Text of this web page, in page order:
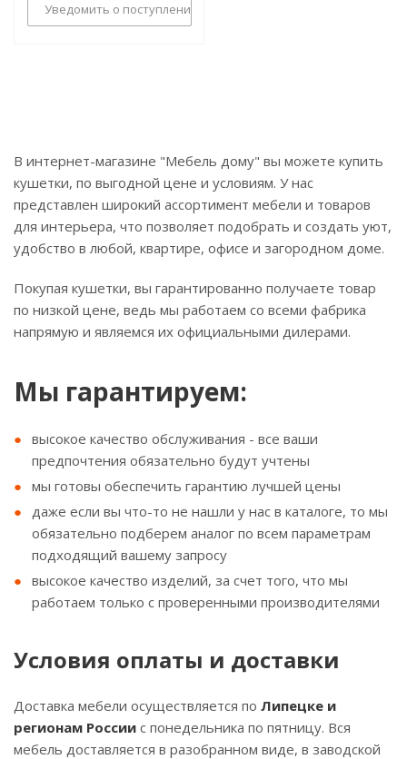
Уведомить о поступлении
В интернет-магазине "Мебель дому" вы можете купить
кушетки, по выгодной цене и условиям. У нас
представлен широкий ассортимент мебели и товаров
для интерьера, что позволяет подобрать и создать уют,
удобство в любой, квартире, офисе и загородном доме.
Покупая кушетки, вы гарантированно получаете товар
по низкой цене, ведь мы работаем со всеми фабрика
напрямую и являемся их официальными дилерами.
Мы гарантируем:
высокое качество обслуживания - все ваши
предпочтения обязательно будут учтены
мы готовы обеспечить гарантию лучшей цены
даже если вы что-то не нашли у нас в каталоге, то мы
обязательно подберем аналог по всем параметрам
подходящий вашему запросу
высокое качество изделий, за счет того, что мы
работаем только с проверенными производителями
Условия оплаты и доставки
Доставка мебели осуществляется по Липецке и
регионам России с понедельника по пятницу. Вся
мебель доставляется в разобранном виде, в заводской